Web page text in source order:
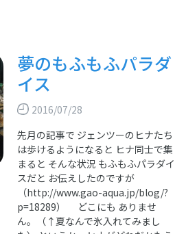
夢のもふもふパラダ
イス
2016/07/28
先月の記事で ジェンツーのヒナたち
は歩けるようになると ヒナ同士で集
まると そんな状況 もふもふパラダイ
スだと お伝えしたのですが
（http://www.gao-aqua.jp/blog/?
p=18289） どこにも ありませ
ん。（↑夏なんで氷入れてみまし